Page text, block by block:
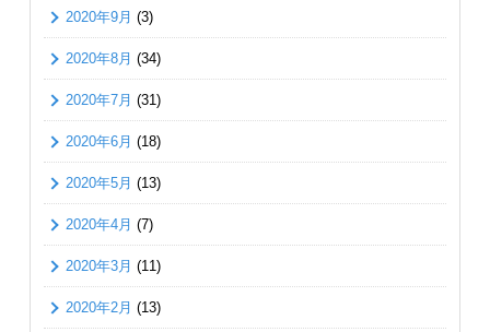
2020年9月 (3)
2020年8月 (34)
2020年7月 (31)
2020年6月 (18)
2020年5月 (13)
2020年4月 (7)
2020年3月 (11)
2020年2月 (13)